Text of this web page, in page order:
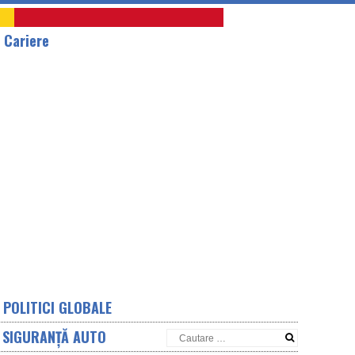
Cariere
POLITICI GLOBALE
SIGURANȚĂ AUTO